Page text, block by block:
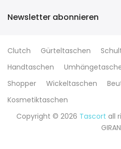
Newsletter abonnieren
Clutch Gürteltaschen
Handtaschen
Shopper
Wickeltaschen
Kosmetiktaschen
Copyright © 2026 Tascort all
GIRAN